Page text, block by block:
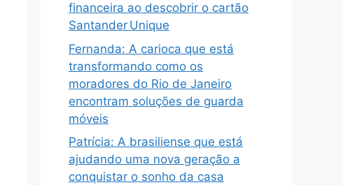
financeira ao descobrir o cartão
Santander Unique
Fernanda: A carioca que está
transformando como os
moradores do Rio de Janeiro
encontram soluções de guarda
móveis
Patrícia: A brasiliense que está
ajudando uma nova geração a
conquistar o sonho da casa